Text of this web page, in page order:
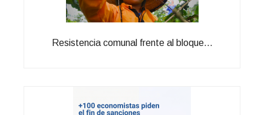
Resistencia comunal frente al bloque...